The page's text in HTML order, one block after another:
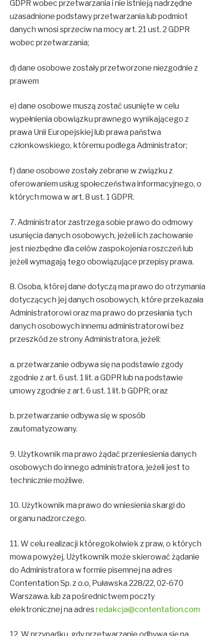
GDPR wobec przetwarzania i nie istnieją nadrzędne
uzasadnione podstawy przetwarzania lub podmiot
danych wnosi sprzeciw na mocy art. 21 ust. 2 GDPR
wobec przetwarzania;
d) dane osobowe zostały przetworzone niezgodnie z
prawem
e) dane osobowe muszą zostać usunięte w celu
wypełnienia obowiązku prawnego wynikającego z
prawa Unii Europejskiej lub prawa państwa
członkowskiego, któremu podlega Administrator;
f) dane osobowe zostały zebrane w związku z
oferowaniem usług społeczeństwa informacyjnego, o
których mowa w art. 8 ust. 1 GDPR.
7. Administrator zastrzega sobie prawo do odmowy
usunięcia danych osobowych, jeżeli ich zachowanie
jest niezbędne dla celów zaspokojenia roszczeń lub
jeżeli wymagają tego obowiązujące przepisy prawa.
8. Osoba, której dane dotyczą ma prawo do otrzymania
dotyczących jej danych osobowych, które przekazała
Administratorowi oraz ma prawo do przesłania tych
danych osobowych innemu administratorowi bez
przeszkód ze strony Administratora, jeżeli:
a. przetwarzanie odbywa się na podstawie zgody
zgodnie z art. 6 ust. 1 lit. a GDPR lub na podstawie
umowy zgodnie z art. 6 ust. 1 lit. b GDPR; oraz
b. przetwarzanie odbywa się w sposób
zautomatyzowany.
9. Użytkownik ma prawo żądać przeniesienia danych
osobowych do innego administratora, jeżeli jest to
technicznie możliwe.
10. Użytkownik ma prawo do wniesienia skargi do
organu nadzorczego.
11. W celu realizacji któregokolwiek z praw, o których
mowa powyżej, Użytkownik może skierować żądanie
do Administratora w formie pisemnej na adres
Contentation Sp. z o.o, Puławska 228/22, 02-670
Warszawa. lub za pośrednictwem poczty
elektronicznej na adresredakcja@contentation.com